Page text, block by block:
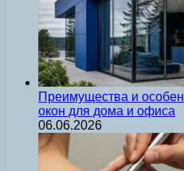
Преимущества и
окон для дома и офиса
06.06.2026